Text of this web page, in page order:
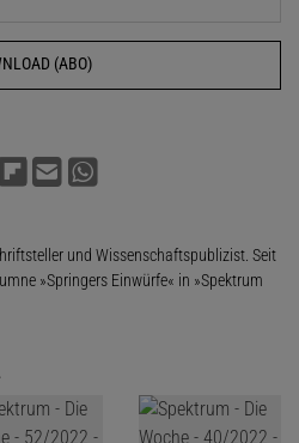
(ABO)
und Wissenschafts­publizist. Seit
»Springers Einwürfe« in »Spektrum